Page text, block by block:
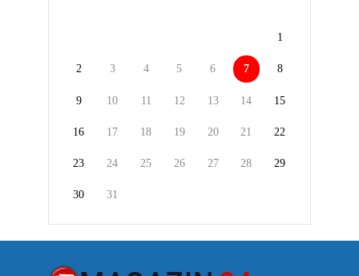
1
2 3 4 5 6 7 8
9 10 11 12 13 14 15
16 17 18 19 20 21 22
23 24 25 26 27 28 29
30 31